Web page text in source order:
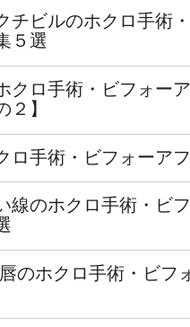
チビルのホクロ手術
５選
クロ手術・ビフォー
２】
ロ手術・ビフォーア
線のホクロ手術・ビ
のホクロ手術・ビフ